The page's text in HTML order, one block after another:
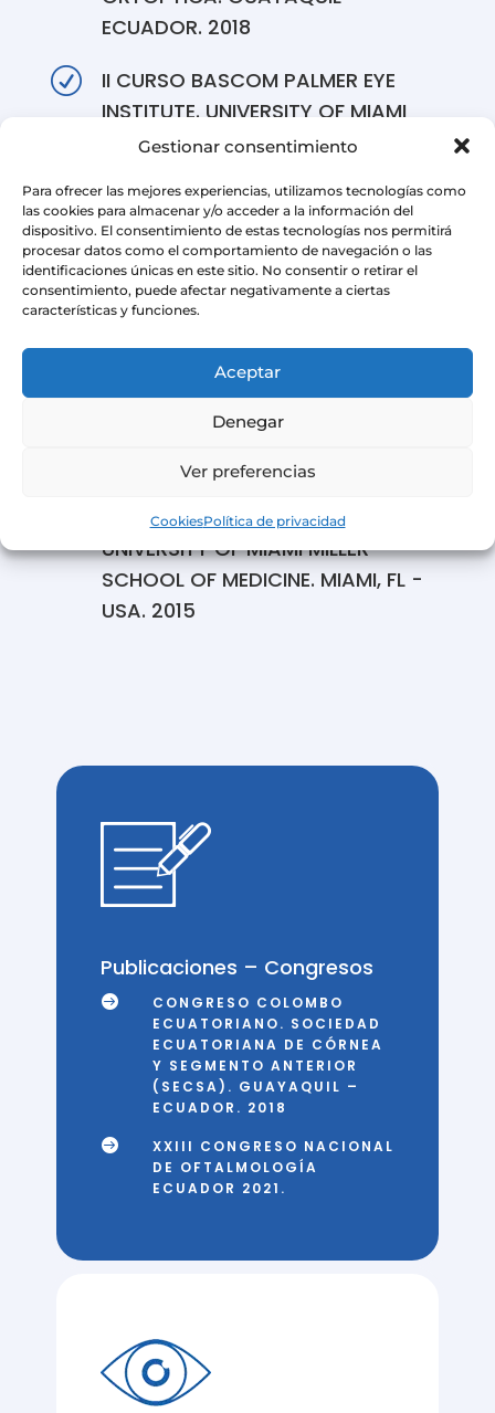
Gestionar consentimiento
Para ofrecer las mejores experiencias, utilizamos tecnologías como
las cookies para almacenar y/o acceder a la información del
dispositivo. El consentimiento de estas tecnologías nos permitirá
procesar datos como el comportamiento de navegación o las
identificaciones únicas en este sitio. No consentir o retirar el
consentimiento, puede afectar negativamente a ciertas
características y funciones.
Aceptar
Denegar
Ver preferencias
CookiesPolítica de privacidad
ECUADOR. 2018
R
II CURSO BASCOM PALMER EYE
INSTITUTE. UNIVERSITY OF MIAMI
HEALTH SYSTEM. QUITO –
R
III CURSO DE ACTUALIZACIÓN DE
CIRUGÍA “CATARATA DE LA A – Z”.
GUAYAQUIL – ECUADOR. 2016
R
GLAUCOMA. GUAYAQUIL –
ECUADOR. 2012
CLINICAL OPHTHALMOLOGY. THE
BASCOM PALMER EYE INSTITUTE.
UNIVERSITY OF MIAMI MILLER
SCHOOL OF MEDICINE. MIAMI, FL -
USA. 2015
Publicaciones – Congresos

CONGRESO COLOMBO
ECUATORIANO. SOCIEDAD
ECUATORIANA DE CÓRNEA
Y SEGMENTO ANTERIOR
(SECSA). GUAYAQUIL –
ECUADOR. 2018

XXIII CONGRESO NACIONAL
DE OFTALMOLOGÍA
ECUADOR 2021.